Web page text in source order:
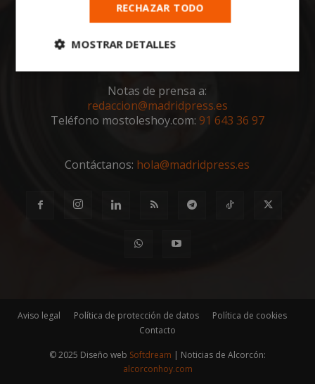
Todas las noticias de Móstoles en
toda la actualidad, noticias, eventos, ocio y
Notas de prensa a:
redaccion@madridpress.es
Teléfono mostoleshoy.com: 91 643 36 97
Contáctanos: hola@madridpress.es
Aviso legal Política de protección de datos
Política de cookies
Contacto
© 2025 Diseño web Softdream | Noticias de Alcorcón:
alcorconhoy.com
RECHAZAR TODO
MOSTRAR DETALLES
Cookies
estrictamente
necesarias
Cookies de
preferencias
funcionalidad
Cookies estrictamente necesarias
Cookies de rendimiento
Cookies de preferencias
Cookies de funcionalidad